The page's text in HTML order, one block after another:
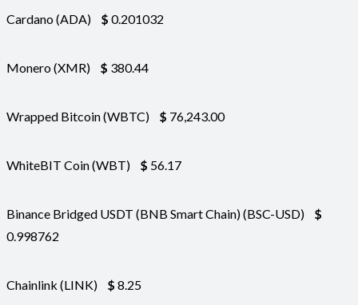
Cardano (ADA) $ 0.201032
Monero (XMR) $ 380.44
Wrapped Bitcoin (WBTC) $ 76,243.00
WhiteBIT Coin (WBT) $ 56.17
Binance Bridged USDT (BNB Smart Chain) (BSC-USD)
$
0.998762
Chainlink (LINK) $ 8.25